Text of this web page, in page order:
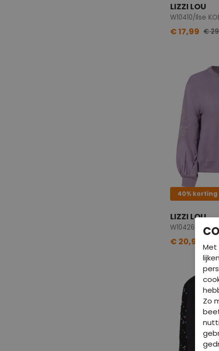
LIZZI LOU
W10410/Ilse
€ 17,99 €
40% korting
LIZZI LOU
W10426/
€ 20,99
Met
Zo